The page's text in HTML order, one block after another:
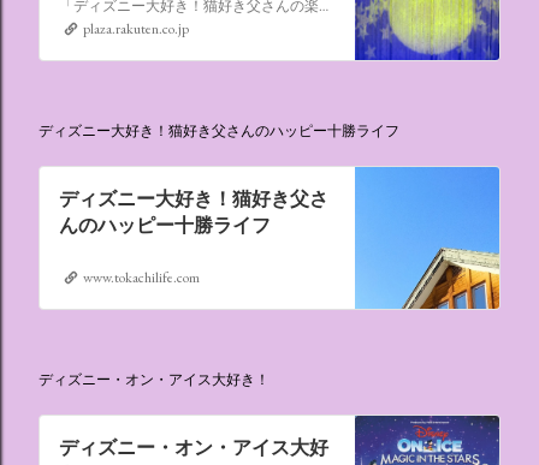
「ディズニー大好き！猫好き父さんの楽天ブログ」にようこそ！ いろんなブログサービスが廃止になるなか満を持して楽天ブログをはじめようと思います。 よろしくお願いいたします。
plaza.rakuten.co.jp
ディズニー大好き！猫好き父さんのハッピー十勝ライフ
ディズニー大好き！猫好き父さ
んのハッピー十勝ライフ
www.tokachilife.com
ディズニー・オン・アイス大好き！
ディズニー・オン・アイス大好